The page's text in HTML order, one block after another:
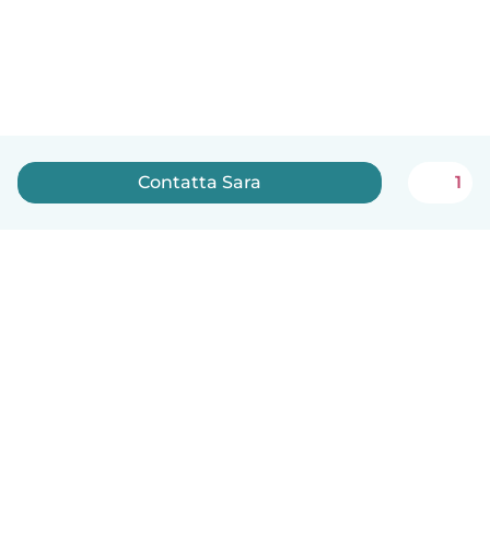
Contatta Sara 1